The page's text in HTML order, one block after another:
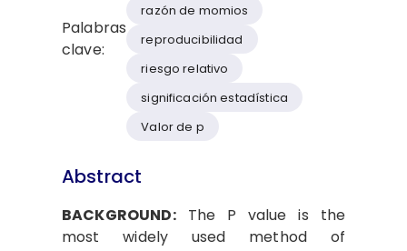
Palabras
clave:
razón de momios
reproducibilidad
riesgo relativo
significación estadística
Valor de p
Abstract
BACKGROUND:The P value is the
most widely used method of